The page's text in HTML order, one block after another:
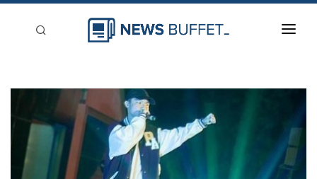
新聞稿分類
登入
刊登